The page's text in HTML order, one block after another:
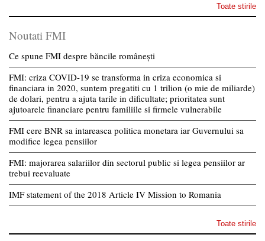
Toate stirile
Noutati FMI
Ce spune FMI despre băncile românești
FMI: criza COVID-19 se transforma in criza economica si
financiara in 2020, suntem pregatiti cu 1 trilion (o mie de miliarde)
de dolari, pentru a ajuta tarile in dificultate; prioritatea sunt
ajutoarele financiare pentru familiile si firmele vulnerabile
FMI cere BNR sa intareasca politica monetara iar Guvernului sa
modifice legea pensiilor
FMI: majorarea salariilor din sectorul public si legea pensiilor ar
trebui reevaluate
IMF statement of the 2018 Article IV Mission to Romania
Toate stirile